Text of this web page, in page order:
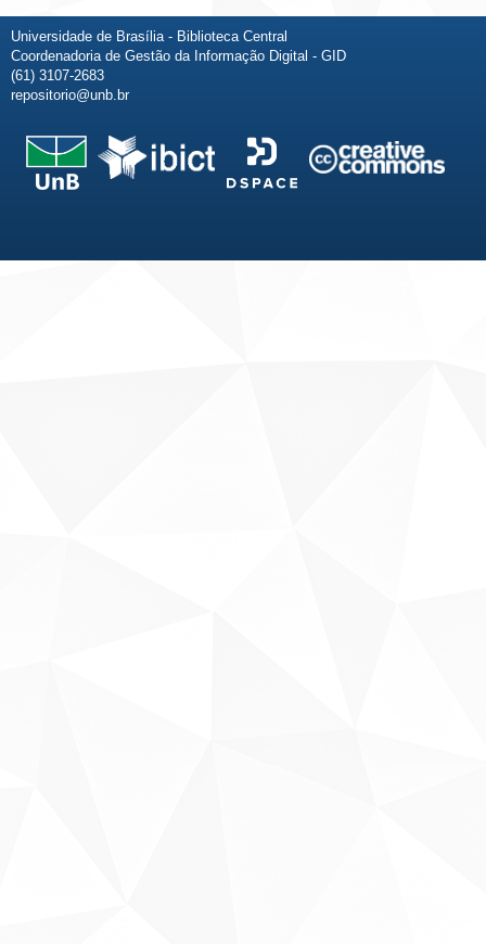
Universidade de Brasília - Biblioteca Central
Coordenadoria de Gestão da Informação Digital - GID
(61) 3107-2683
repositorio@unb.br